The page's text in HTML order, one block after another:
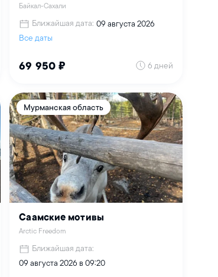
Байкал-Сахали
Ближайшая дата: 09 августа 2026
Все даты
69 950 ₽ 6 дней
Мурманская область
Саамские мотивы
Arctic Freedom
Ближайшая дата:
09 августа 2026 в 09:20